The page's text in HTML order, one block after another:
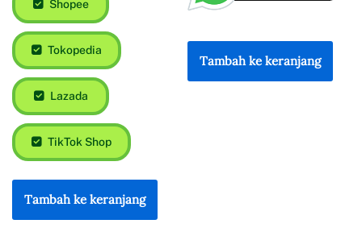
Shopee
Tokopedia
Lazada
TikTok Shop
Tambah ke keranjang
Tambah ke keranjang